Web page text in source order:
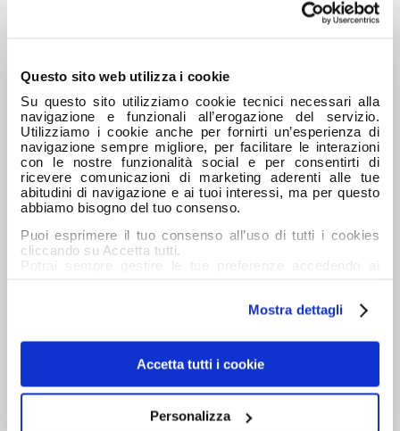
Questo sito web utilizza i cookie
Su questo sito utilizziamo cookie tecnici necessari alla
navigazione e funzionali all’erogazione del servizio.
Utilizziamo i cookie anche per fornirti un’esperienza di
navigazione sempre migliore, per facilitare le interazioni
con le nostre funzionalità social e per consentirti di
ricevere comunicazioni di marketing aderenti alle tue
abitudini di navigazione e ai tuoi interessi, ma per questo
abbiamo bisogno del tuo consenso.
Puoi esprimere il tuo consenso all’uso di tutti i cookies
cliccando su Accetta tutti.
Potrai sempre gestire le tue preferenze accedendo ai
Mostra dettagli
Accetta tutti i cookie
Personalizza
RECAPITI
Iveco Orecchia SpA offre i propri servizi in tutto il
Siamo a disposizione nella sede a te più vicina:
Cornaredo
Osasco